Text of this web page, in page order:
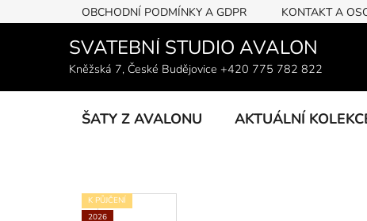
na
OBCHODNÍ PODMÍNKY A GDPR KONTAKT A
SVATEBNÍ STUDIO AVALON
Kněžská 7, České Budějovice +420 775 782 822
ŠATY Z AVALONU AKTUÁLNÍ
K PŮJČENÍ
2026